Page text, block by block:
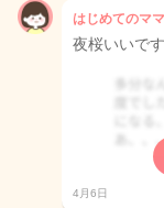
はじめてのマ
夜桜いいで
4月6日